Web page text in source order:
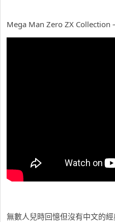
Mega Man Zero ZX Collection
無數人兒時回憶但沒有中文的